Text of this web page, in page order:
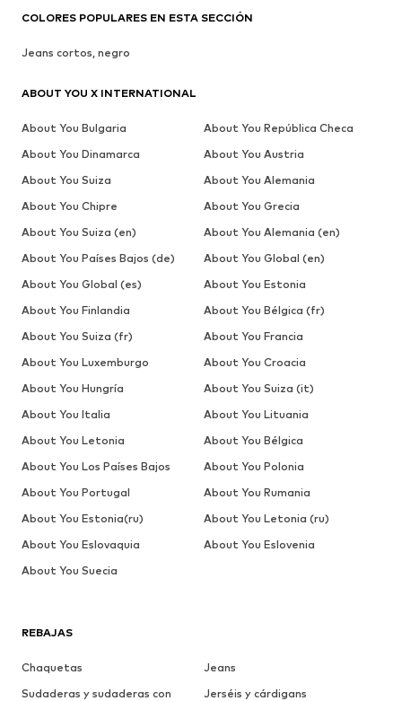
REBAJAS
Chaquetas
Jeans
Sudaderas y sudaderas con
Jerséis y cárdigans
COLORES POPULARES EN ESTA SECCIÓN
Jeans cortos, negro
ABOUT YOU X INTERNATIONAL
About You Bulgaria
About You República Checa
About You Dinamarca
About You Austria
About You Suiza
About You Alemania
About You Chipre
About You Grecia
About You Suiza (en)
About You Alemania (en)
About You Países Bajos (de)
About You Global (en)
About You Global (es)
About You Estonia
About You Finlandia
About You Bélgica (fr)
About You Suiza (fr)
About You Francia
About You Luxemburgo
About You Croacia
About You Hungría
About You Suiza (it)
About You Italia
About You Lituania
About You Letonia
About You Bélgica
About You Los Países Bajos
About You Polonia
About You Portugal
About You Rumania
About You Estonia(ru)
About You Letonia (ru)
About You Eslovaquia
About You Eslovenia
About You Suecia